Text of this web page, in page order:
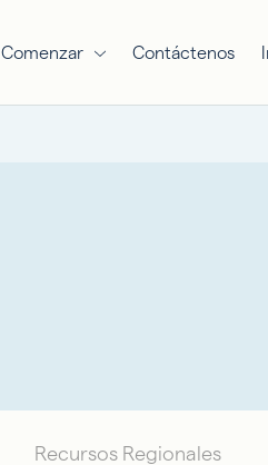
Comenzar Contáctenos
Recursos Regionales